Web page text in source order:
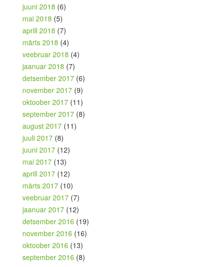
juuni 2018 (6)
mai 2018 (5)
aprill 2018 (7)
märts 2018 (4)
veebruar 2018 (4)
jaanuar 2018 (7)
detsember 2017 (6)
november 2017 (9)
oktoober 2017 (11)
september 2017 (8)
august 2017 (11)
juuli 2017 (8)
juuni 2017 (12)
mai 2017 (13)
aprill 2017 (12)
märts 2017 (10)
veebruar 2017 (7)
jaanuar 2017 (12)
detsember 2016 (19)
november 2016 (16)
oktoober 2016 (13)
september 2016 (8)